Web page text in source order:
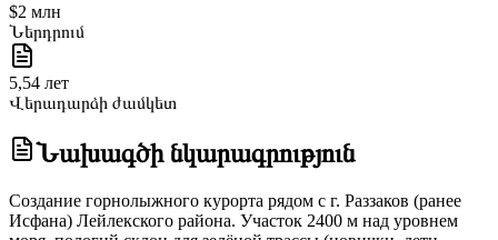
$2 млн
Ներդրում
5,54 лет
Վերադարձի ժամկետ
Նախագծի նկարագրություն
Создание горнолыжного курорта рядом с г. Раззаков (ранее
Исфана) Лейлекского района. Участок 2400 м над уровнем